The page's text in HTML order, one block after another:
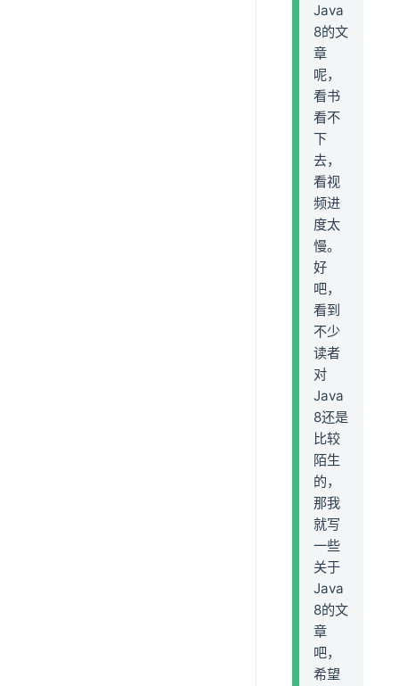
Java
8的文
章
呢，
看书
看不
下
去，
看视
频进
度太
慢。
好
吧，
看到
不少
读者
对
Java
8还是
比较
陌生
的，
那我
就写
一些
关于
Java
8的文
章
吧，
希望